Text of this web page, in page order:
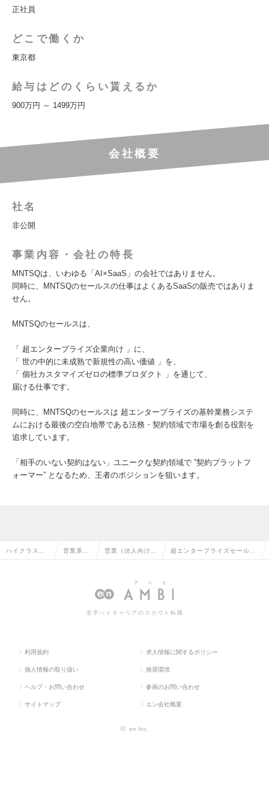
正社員
どこで働くか
東京都
給与はどのくらい貰えるか
900万円 ～ 1499万円
会社概要
社名
非公開
事業内容・会社の特長
MNTSQは、いわゆる「AI×SaaS」の会社ではありません。
同時に、MNTSQのセールスの仕事はよくあるSaaSの販売ではありま
せん。
MNTSQのセールスは、
「 超エンタープライズ企業向け 」に、
「 世の中的に未成熟で新規性の高い価値 」を、
「 個社カスタマイズゼロの標準プロダクト 」を通じて、
届ける仕事です。
同時に、MNTSQのセールスは 超エンタープライズの基幹業務システ
ムにおける最後の空白地帯である法務・契約領域で市場を創る役割を
追求しています。
「相手のいない契約はない」ユニークな契約領域で ”契約プラットフ
ォーマー” となるため、王者のポジションを狙います。
ハイクラス求 営業系の 営業（法人向け） 超エンタープライズセールス
若手ハイキャリアのスカウト転職
利用規約 求人情報に関するポリシー
個人情報の取り扱い 推奨環境
ヘルプ・お問い合わせ 参画のお問い合わせ
サイトマップ エン会社概要
© en Inc.